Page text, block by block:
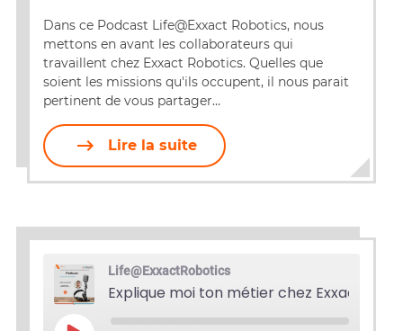
EMBED
Dans ce Podcast Life@Exxact Robotics, nous
mettons en avant les collaborateurs qui
travaillent chez Exxact Robotics. Quelles que
soient les missions qu'ils occupent, il nous parait
pertinent de vous partager…
Lire la suite
Life@ExxactRobotics